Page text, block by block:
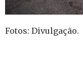
Fotos: Divulgação.